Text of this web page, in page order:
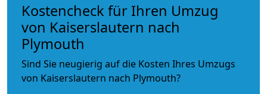
Kostencheck für Ihren Umzug
von Kaiserslautern nach
Plymouth
Sind Sie neugierig auf die Kosten Ihres Umzugs
von Kaiserslautern nach Plymouth?